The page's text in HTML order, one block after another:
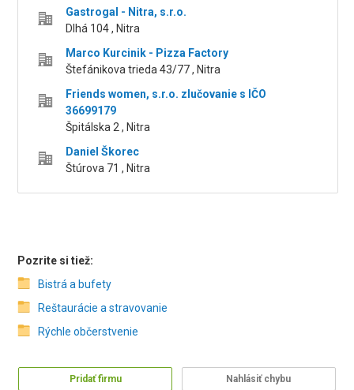
Gastrogal - Nitra, s.r.o.
Dlhá 104 , Nitra
Marco Kurcinik - Pizza Factory
Štefánikova trieda 43/77 , Nitra
Friends women, s.r.o. zlučovanie s IČO
36699179
Špitálska 2 , Nitra
Daniel Škorec
Štúrova 71 , Nitra
Pozrite si tiež:
Bistrá a bufety
Reštaurácie a stravovanie
Rýchle občerstvenie
Pridať firmu Nahlásiť chybu